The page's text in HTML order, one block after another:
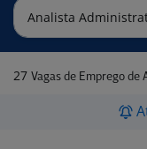
27 Vagas de Emprego de